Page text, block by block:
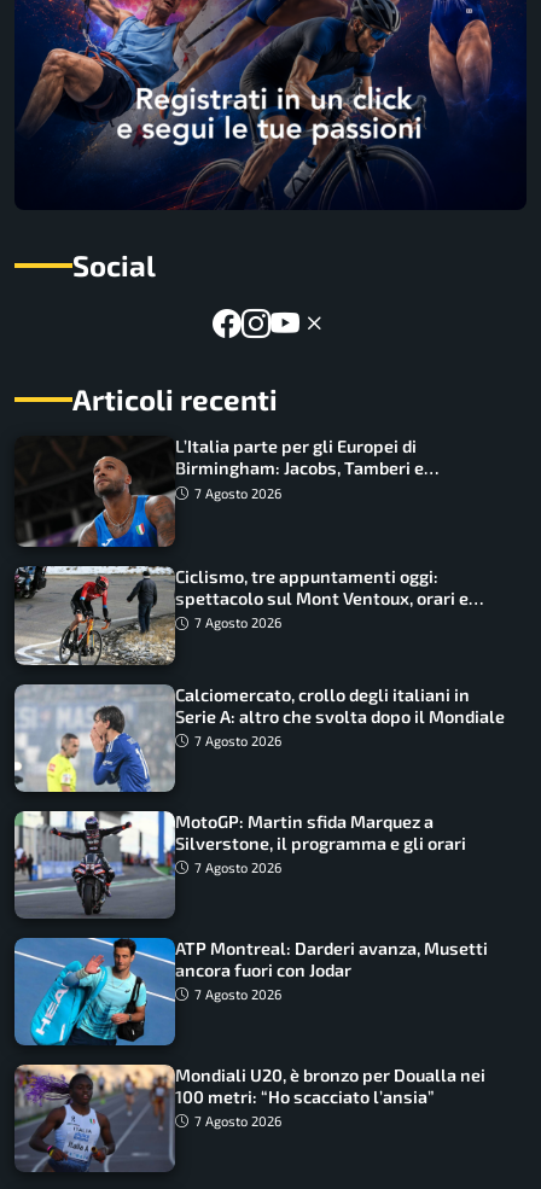
Social
Articoli recenti
L’Italia parte per gli Europei di
Birmingham: Jacobs, Tamberi e
Battocletti guidano una spedizione
7 Agosto 2026
Ciclismo, tre appuntamenti oggi:
spettacolo sul Mont Ventoux, orari e
come vederli
7 Agosto 2026
Calciomercato, crollo degli italiani in
Serie A: altro che svolta dopo il Mondiale
7 Agosto 2026
MotoGP: Martin sfida Marquez a
Silverstone, il programma e gli orari
7 Agosto 2026
ATP Montreal: Darderi avanza, Musetti
ancora fuori con Jodar
7 Agosto 2026
Mondiali U20, è bronzo per Doualla nei
100 metri: “Ho scacciato l’ansia”
7 Agosto 2026